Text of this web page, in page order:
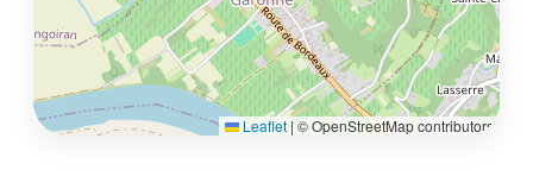
Leaflet | © OpenStreetMap contributors